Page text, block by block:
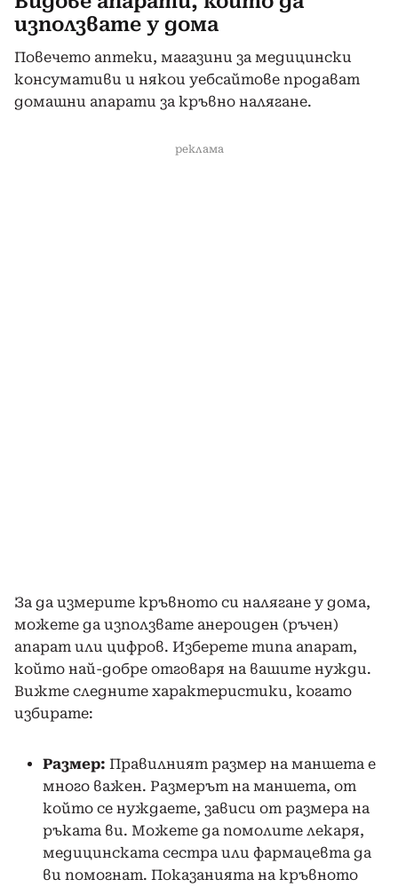
използвате у дома
Повечето аптеки, магазини за медицински
консумативи и някои уебсайтове продават
домашни апарати за кръвно налягане.
реклама
За да измерите кръвното си налягане у дома,
можете да използвате анероиден (ръчен)
апарат или цифров. Изберете типа апарат,
който най-добре отговаря на вашите нужди.
Вижте следните характеристики, когато
избирате:
Размер: Правилният размер на маншета е
много важен. Размерът на маншета, от
който се нуждаете, зависи от размера на
ръката ви. Можете да помолите лекаря,
медицинската сестра или фармацевта да
ви помогнат. Показанията на кръвното